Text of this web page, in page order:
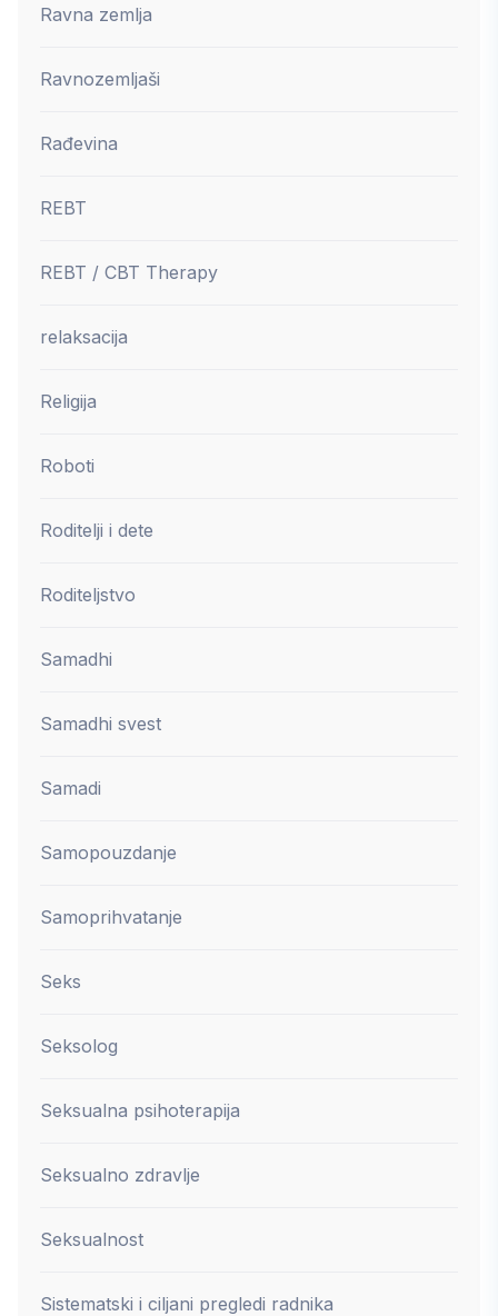
Ravna zemlja
Ravnozemljaši
Rađevina
REBT
REBT / CBT Therapy
relaksacija
Religija
Roboti
Roditelji i dete
Roditeljstvo
Samadhi
Samadhi svest
Samadi
Samopouzdanje
Samoprihvatanje
Seks
Seksolog
Seksualna psihoterapija
Seksualno zdravlje
Seksualnost
Sistematski i ciljani pregledi radnika